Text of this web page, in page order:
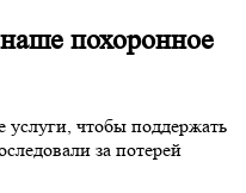
похоронное
услуги, чтобы поддержать
за потерей